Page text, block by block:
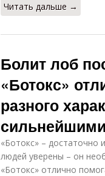
Читать дальше →
Болит лоб
«Ботокс»
разного
«Ботокс» – достаточно
людей уверены – он
«Ботокс» отлично